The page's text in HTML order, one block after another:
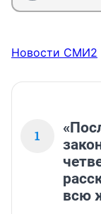
Новости СМИ2
1
всю